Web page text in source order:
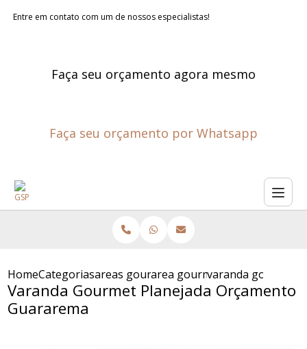
Entre em contato com um de nossos especialistas!
Faça seu orçamento agora mesmo
Faça seu orçamento por Whatsapp
HomeCategoriasareas gourmet planejadas
area gourmet planejada sao
varanda gourmet
Varanda Gourmet Planejada Orçamento
Guararema